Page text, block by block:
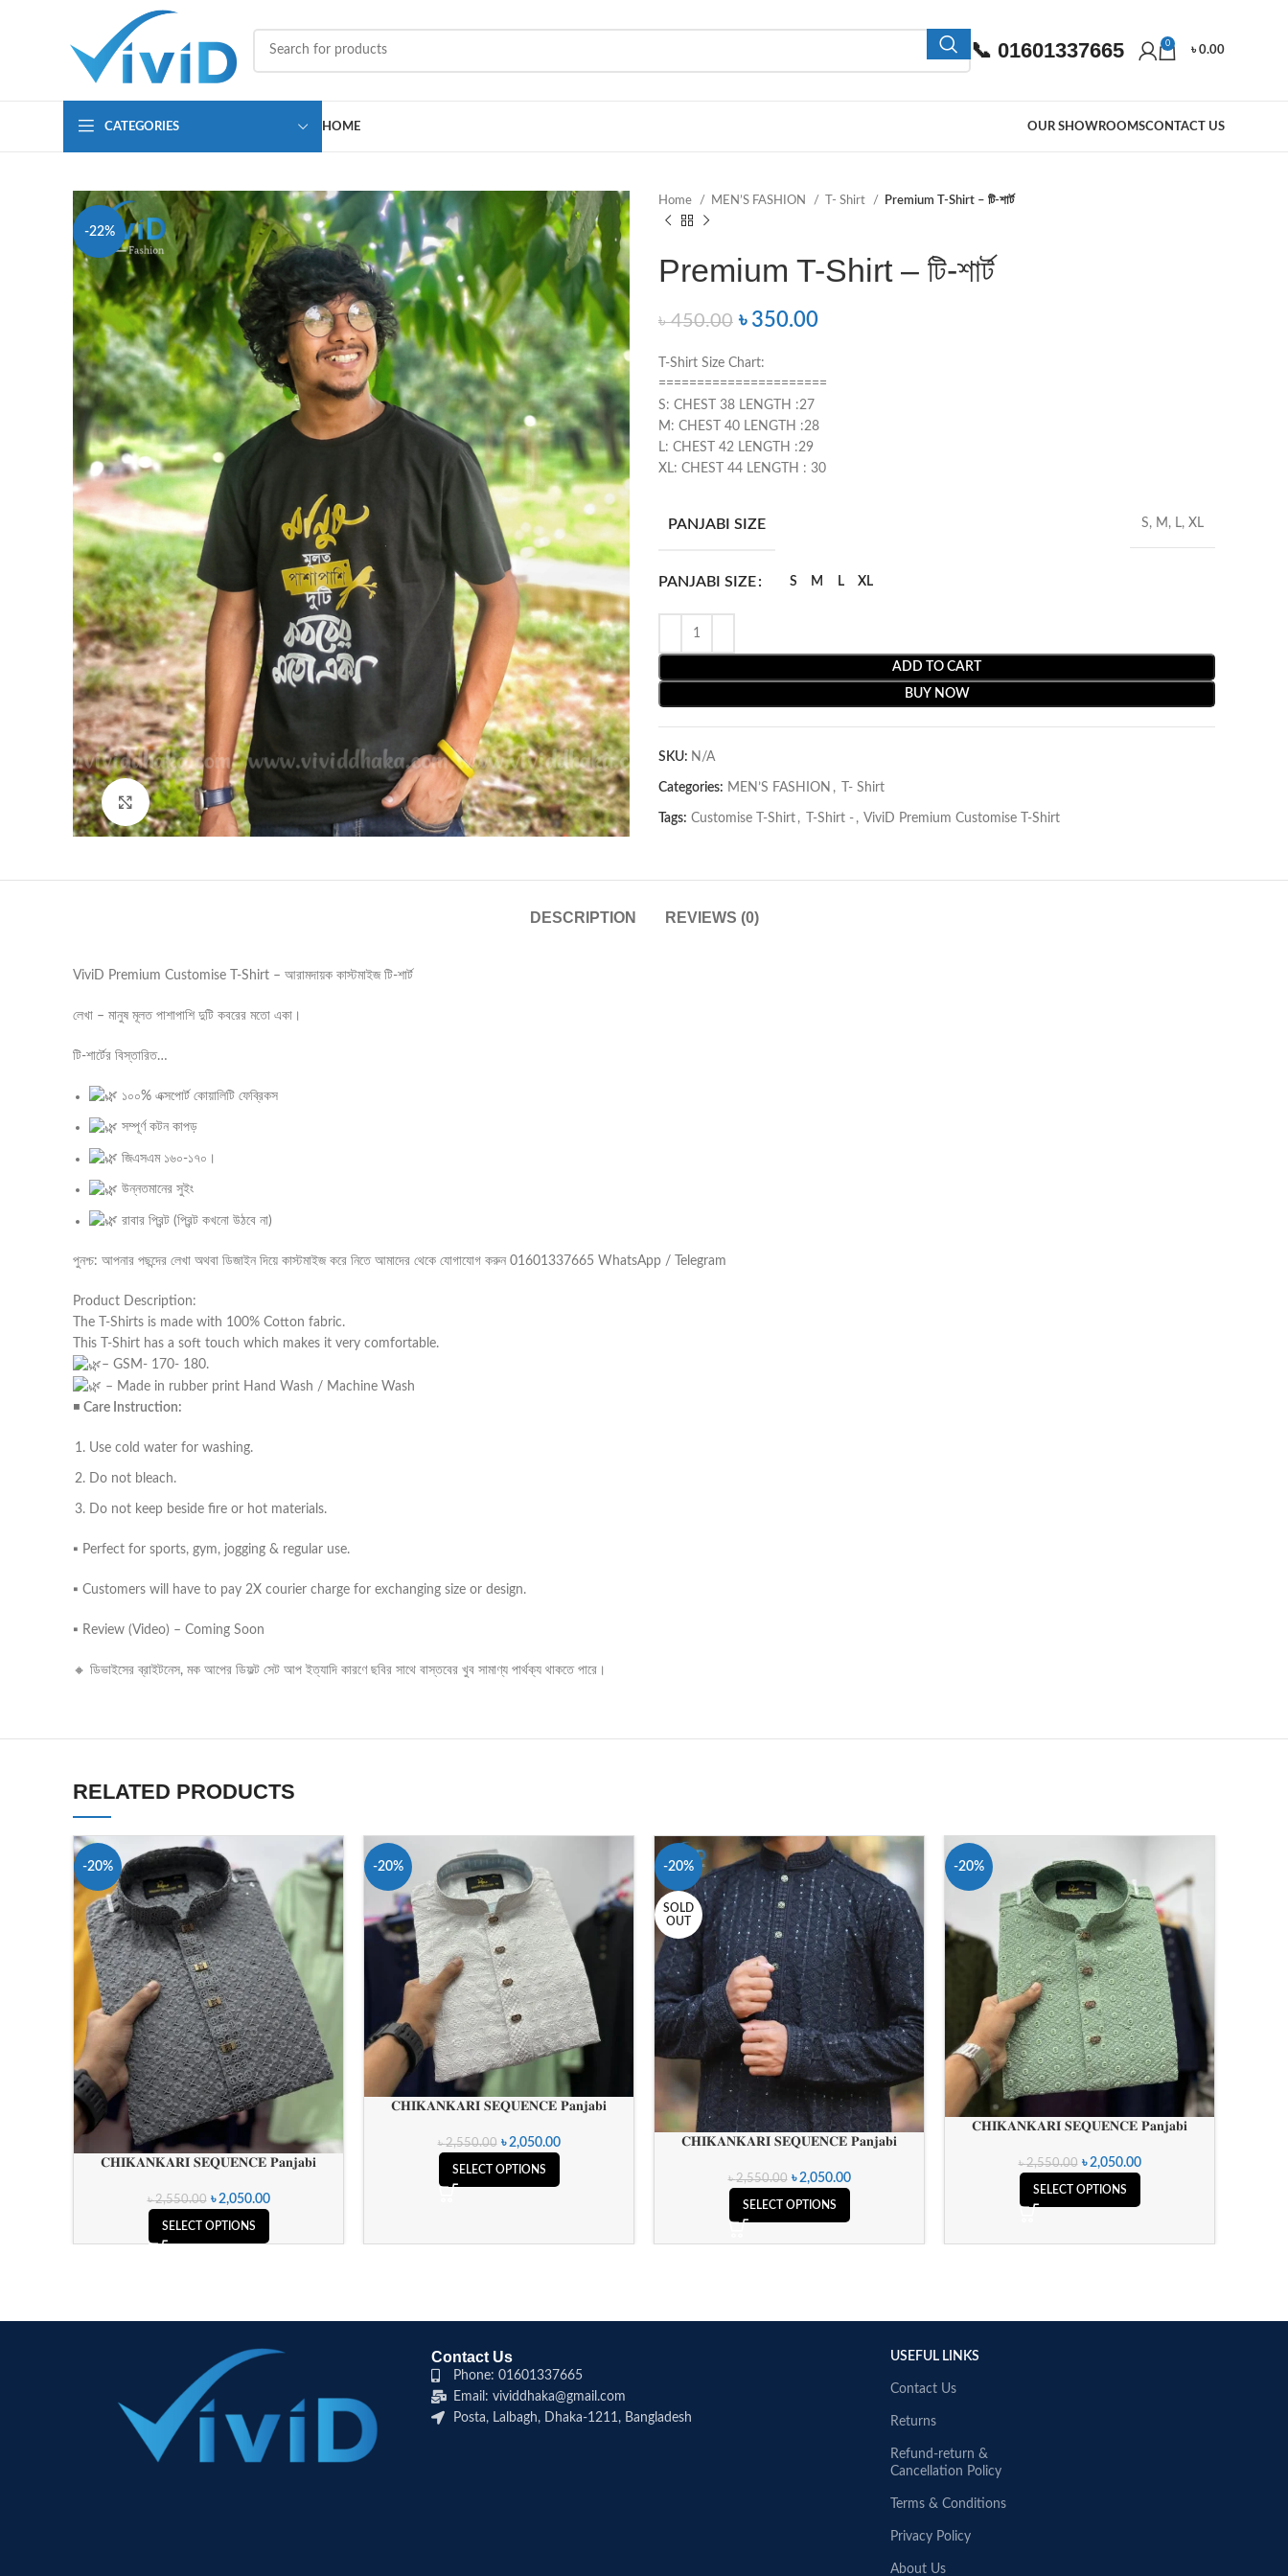
📞 01601337665 0
৳0.00
CATEGORIES HOME OUR SHOWROOMSCONTACT US
-22%
Click to enlarge
Home MEN’S FASHION T- Shirt Premium T-Shirt – টি-শার্ট
Premium T-Shirt – টি-শার্ট
৳450.00 ৳ 350.00
T-Shirt Size Chart:
======================
S: CHEST 38 LENGTH :27
M: CHEST 40 LENGTH :28
L: CHEST 42 LENGTH :29
XL: CHEST 44 LENGTH : 30
PANJABI SIZE S, M, L, XL
PANJABI SIZE S M L XL
ADD TO CART
BUY NOW
SKU: N/A
Categories: MEN’S FASHION , T- Shirt
Tags: Customise T-Shirt , T-Shirt - , ViviD Premium Customise T-Shirt
DESCRIPTION REVIEWS (0)
ViviD Premium Customise T-Shirt – আরামদায়ক কাস্টমাইজ টি-শার্ট
লেখা – মানুষ মূলত পাশাপাশি দুটি কবরের মতো একা।
টি-শার্টের বিস্তারিত…
১০০% এক্সপোর্ট কোয়ালিটি ফেব্রিকস
সম্পূর্ণ কটন কাপড়
জিএসএম ১৬০-১৭০।
উন্নতমানের সুইং
রাবার প্রিন্ট (প্রিন্ট কখনো উঠবে না)
পুনশ্চ: আপনার পছন্দের লেখা অথবা ডিজাইন দিয়ে কাস্টমাইজ করে নিতে আমাদের থেকে যোগাযোগ করুন 01601337665 WhatsApp / Telegram
Product Description:
The T-Shirts is made with 100% Cotton fabric.
This T-Shirt has a soft touch which makes it very comfortable.
– GSM- 170- 180.
– Made in rubber print Hand Wash / Machine Wash
◾ Care Instruction:
Use cold water for washing.
Do not bleach.
Do not keep beside fire or hot materials.
▪️ Perfect for sports, gym, jogging & regular use.
▪️ Customers will have to pay 2X courier charge for exchanging size or design.
▪️ Review (Video) – Coming Soon
🔸 ডিভাইসের ব্রাইটনেস, মক আপের ডিফল্ট সেট আপ ইত্যাদি কারণে ছবির সাথে বাস্তবের খুব সামাণ্য পার্থক্য থাকতে পারে।
RELATED PRODUCTS
-20%
𝐂𝐇𝐈𝐊𝐀𝐍𝐊𝐀𝐑𝐈 𝐒𝐄𝐐𝐔𝐄𝐍𝐂𝐄 𝐏𝐚𝐧𝐣𝐚𝐛𝐢
৳2,550.00 ৳ 2,050.00
SELECT OPTIONS
-20%
𝐂𝐇𝐈𝐊𝐀𝐍𝐊𝐀𝐑𝐈 𝐒𝐄𝐐𝐔𝐄𝐍𝐂𝐄 𝐏𝐚𝐧𝐣𝐚𝐛𝐢
৳2,550.00 ৳2,050.00
SELECT OPTIONS
-20%
SOLD
OUT
𝐂𝐇𝐈𝐊𝐀𝐍𝐊𝐀𝐑𝐈 𝐒𝐄𝐐𝐔𝐄𝐍𝐂𝐄 𝐏𝐚𝐧𝐣𝐚𝐛𝐢
৳2,550.00 ৳ 2,050.00
SELECT OPTIONS
-20%
𝐂𝐇𝐈𝐊𝐀𝐍𝐊𝐀𝐑𝐈 𝐒𝐄𝐐𝐔𝐄𝐍𝐂𝐄 𝐏𝐚𝐧𝐣𝐚𝐛𝐢
৳2,550.00 ৳2,050.00
SELECT OPTIONS
Contact Us
Phone: 01601337665
Email: vividdhaka@gmail.com
Posta, Lalbagh, Dhaka-1211, Bangladesh
USEFUL LINKS
Contact Us
Returns
Refund-return &
Cancellation Policy
Terms & Conditions
Privacy Policy
About Us